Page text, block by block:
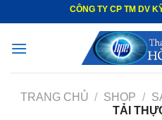
CÔNG TY CP TM DV
TRANG CHỦ / SHOP /
TẢI